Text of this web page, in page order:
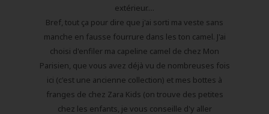
extérieur....
Bref, tout ça pour dire que j'ai sorti ma veste sans
manche en fausse fourrure dans les ton camel. J'ai
choisi d'enfiler ma capeline camel de chez Mon
Parisien, que vous avez déjà vu de nombreuses fois
ici (c'est une ancienne collection) et mes bottes à
franges de chez Zara Kids (on trouve des petites
chez les enfants, je vous conseille d'y aller